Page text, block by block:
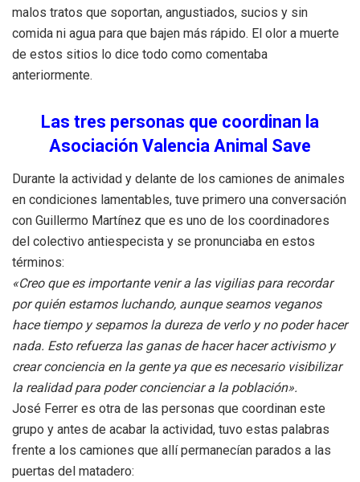
malos tratos que soportan, angustiados, sucios y sin
comida ni agua para que bajen más rápido. El olor a muerte
de estos sitios lo dice todo como comentaba
anteriormente.
Las tres personas que coordinan la
Asociación Valencia Animal Save
Durante la actividad y delante de los camiones de animales
en condiciones lamentables, tuve primero una conversación
con Guillermo Martínez que es uno de los coordinadores
del colectivo antiespecista y se pronunciaba en estos
términos:
«Creo que es importante venir a las vigilias para recordar
por quién estamos luchando, aunque seamos veganos
hace tiempo y sepamos la dureza de verlo y no poder hacer
nada. Esto refuerza las ganas de hacer hacer activismo y
crear conciencia en la gente ya que es necesario visibilizar
la realidad para poder concienciar a la población».
José Ferrer es otra de las personas que coordinan este
grupo y antes de acabar la actividad, tuvo estas palabras
frente a los camiones que allí permanecían parados a las
puertas del matadero: